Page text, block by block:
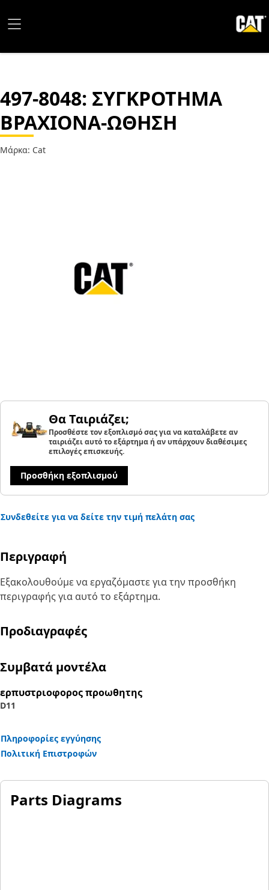
497-8048: ΣΥΓΚΡΟΤΗΜΑ
ΒΡΑΧΙΟΝΑ-ΩΘΗΣΗ
Μάρκα: Cat
Θα Ταιριάζει;
Προσθέστε τον εξοπλισμό σας για να καταλάβετε αν
ταιριάζει αυτό το εξάρτημα ή αν υπάρχουν διαθέσιμες
επιλογές επισκευής.
Προσθήκη εξοπλισμού
Συνδεθείτε για να δείτε την τιμή πελάτη σας
Περιγραφή
Εξακολουθούμε να εργαζόμαστε για την προσθήκη
περιγραφής για αυτό το εξάρτημα.
Προδιαγραφές
Συμβατά μοντέλα
ερπυστριοφορος προωθητης
D11
Πληροφορίες εγγύησης
Πολιτική Επιστροφών
Parts Diagrams